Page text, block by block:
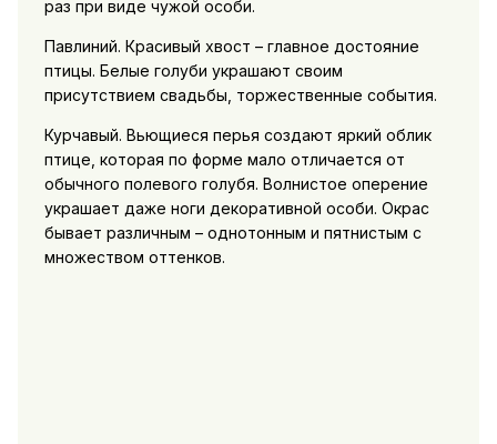
раз при виде чужой особи.
Павлиний. Красивый хвост – главное достояние
птицы. Белые голуби украшают своим
присутствием свадьбы, торжественные события.
Курчавый. Вьющиеся перья создают яркий облик
птице, которая по форме мало отличается от
обычного полевого голубя. Волнистое оперение
украшает даже ноги декоративной особи. Окрас
бывает различным – однотонным и пятнистым с
множеством оттенков.